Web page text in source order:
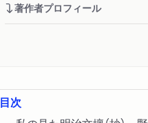
著作者プロフィール
目次